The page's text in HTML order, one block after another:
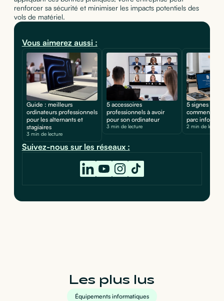
renforcer sa sécurité et minimiser les impacts potentiels des
vols de matériel.
Vous aimerez aussi :
Guide : meilleurs
ordinateurs professionnels
pour les alternants et
stagiaires
3 min de lecture
5 accessoires
professionnels à avoir
pour son ordinateur
3 min de lecture
5 signes
comment
parc
2 min de lecture
Suivez-nous sur les réseaux :
Les plus lus
Équipements informatiques